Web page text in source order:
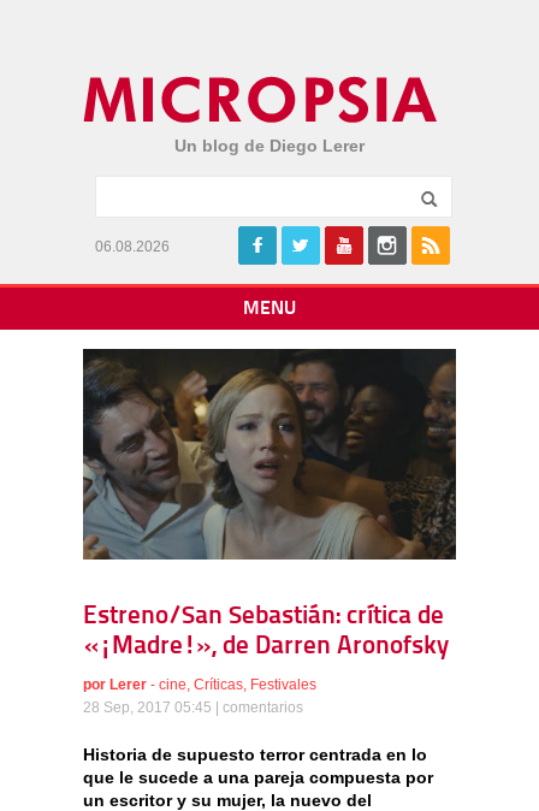
Un blog de Diego Lerer
06.08.2026
MENU
Estreno/San Sebastián: crítica de
«¡Madre!», de Darren Aronofsky
por Lerer - cine Críticas Festivales
28 Sep, 2017 05:45 | comentarios
Historia de supuesto terror centrada en lo
que le sucede a una pareja compuesta por
un escritor y su mujer, la nuevo del